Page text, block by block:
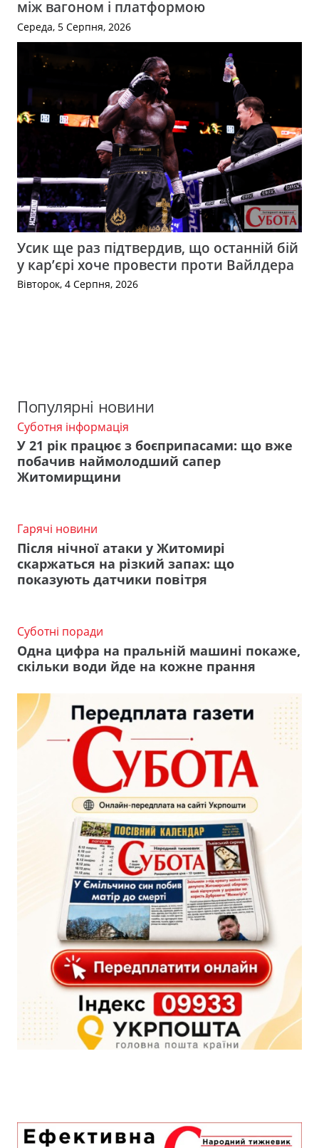
між вагоном і платформою
Середа, 5 Серпня, 2026
Усик ще раз підтвердив, що останній бій
у кар’єрі хоче провести проти Вайлдера
Вівторок, 4 Серпня, 2026
Популярні новини
Суботня інформація
У 21 рік працює з боєприпасами: що вже
побачив наймолодший сапер
Житомирщини
Гарячі новини
Після нічної атаки у Житомирі
скаржаться на різкий запах: що
показують датчики повітря
Суботні поради
Одна цифра на пральній машині покаже,
скільки води йде на кожне прання